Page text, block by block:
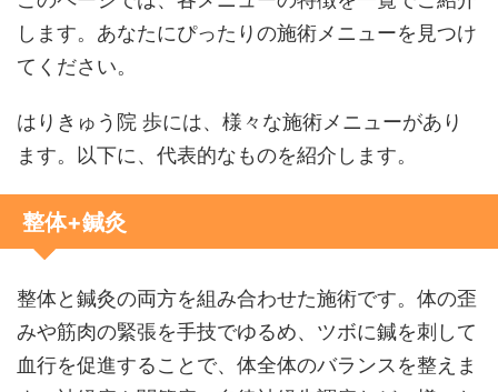
します。あなたにぴったりの施術メニューを見つけ
てください。
はりきゅう院 歩には、様々な施術メニューがあり
ます。以下に、代表的なものを紹介します。
整体+鍼灸
整体と鍼灸の両方を組み合わせた施術です。体の歪
みや筋肉の緊張を手技でゆるめ、ツボに鍼を刺して
血行を促進することで、体全体のバランスを整えま